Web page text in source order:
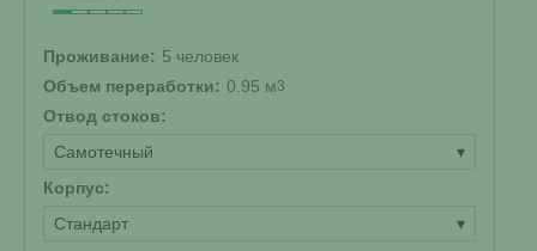
Проживание: 5 человек
Объем переработки: 0.95 м3
Отвод стоков:
Самотечный
▾
Корпус:
Стандарт
▾